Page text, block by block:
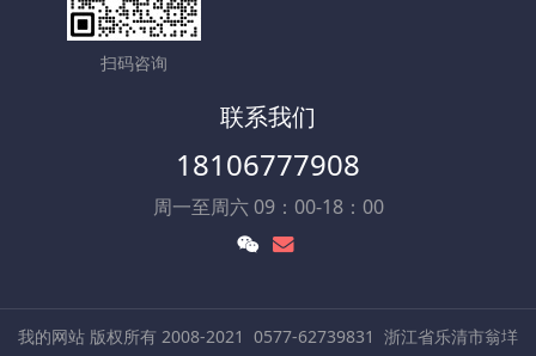
扫码咨询
联系我们
18106777908
周一至周六 09：00-18：00
我的网站 版权所有 2008-2021 0577-62739831 浙江省乐清市翁垟